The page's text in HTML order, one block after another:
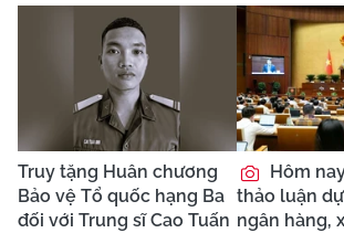
Truy tặng Huân chương
Bảo vệ Tổ quốc hạng Ba
đối với Trung sĩ Cao Tuấn
Hôm
thảo luận
ngân hàng,